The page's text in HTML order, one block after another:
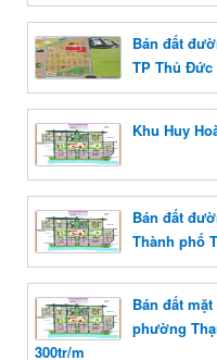
Bán đất
TP Thủ Đức
Khu Huy
Bán đất
Thành phố
Bán đất
phường
300tr/m